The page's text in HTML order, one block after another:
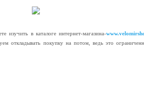
изучить в каталоге интернет-магазина-
откладывать покупку на потом, ведь это